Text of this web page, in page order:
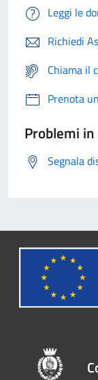
Leggi le
Richiedi
Chiama il
Prenota
Problemi
Segnala